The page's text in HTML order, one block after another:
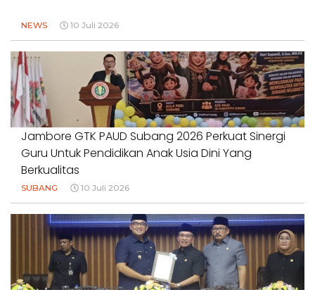
NEWS 10 Juli 2026
Jambore GTK PAUD Subang 2026 Perkuat Sinergi
Guru Untuk Pendidikan Anak Usia Dini Yang
Berkualitas
SUBANG 10 Juli 2026